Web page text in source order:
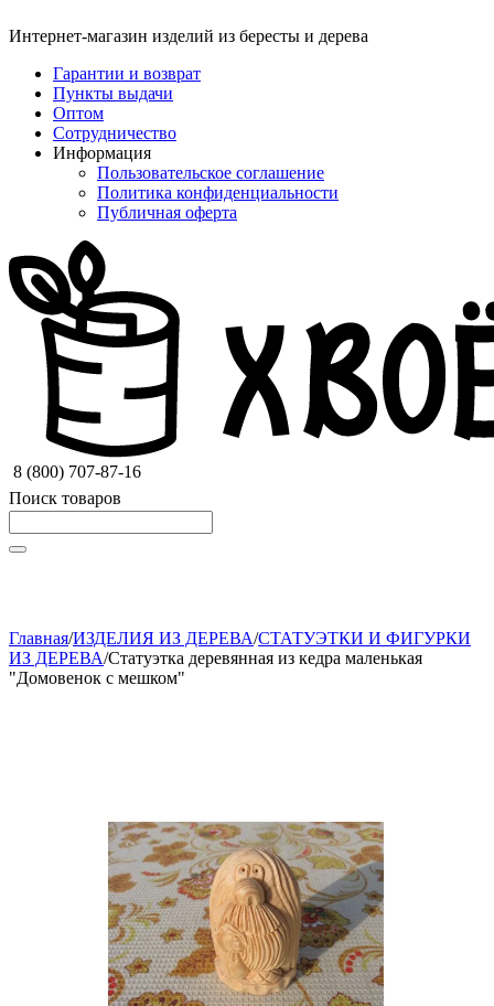
Интернет-магазин изделий из бересты и дерева
Гарантии и возврат
Пункты выдачи
Оптом
Сотрудничество
Информация
Пользовательское соглашение
Политика конфиденциальности
Публичная оферта
8 (800) 707-87-16
Поиск товаров
Главная/ИЗДЕЛИЯ ИЗ ДЕРЕВА/СТАТУЭТКИ И ФИГУРКИ
ИЗ ДЕРЕВА/Статуэтка деревянная из кедра маленькая
"Домовенок с мешком"